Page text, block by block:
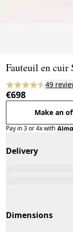
Fauteuil en cuir
49
€698
Make an
Pay in 3 or 4x with
Delivery
Dimensions